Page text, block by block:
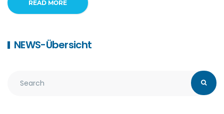
READ MORE
NEWS-Übersicht